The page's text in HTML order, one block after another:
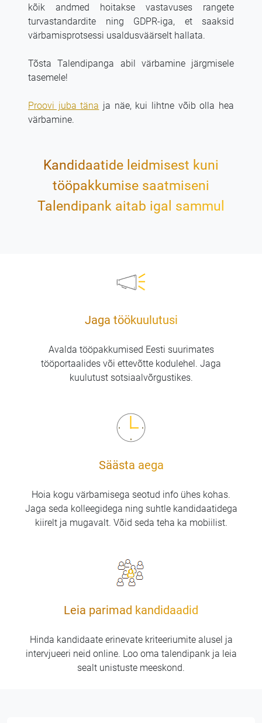
kõik andmed hoitakse vastavuses rangete
turvastandardite ning GDPR-iga, et saaksid
värbamisprotsessi usaldusväärselt hallata.
Tõsta Talendipanga abil värbamine järgmisele
tasemele!
Proovi juba täna ja näe, kui lihtne võib olla hea
värbamine.
Kandidaatide leidmisest kuni
tööpakkumise saatmiseni
Talendipank aitab igal sammul
Jaga töökuulutusi
Avalda tööpakkumised Eesti suurimates
tööportaalides või ettevõtte kodulehel. Jaga
kuulutust sotsiaalvõrgustikes.
Säästa aega
Hoia kogu värbamisega seotud info ühes kohas.
Jaga seda kolleegidega ning suhtle kandidaatidega
kiirelt ja mugavalt. Võid seda teha ka mobiilist.
Leia parimad kandidaadid
Hinda kandidaate erinevate kriteeriumite alusel ja
intervjueeri neid online. Loo oma talendipank ja leia
sealt unistuste meeskond.